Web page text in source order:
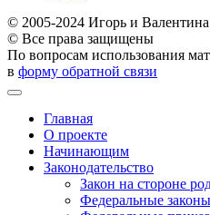
© 2005-2024 Игорь и
© Все права защищены
По вопросам использования
в форму обратной связи
Главная
О проекте
Начинающим
Законодательство
Закон на стороне
Федеральные